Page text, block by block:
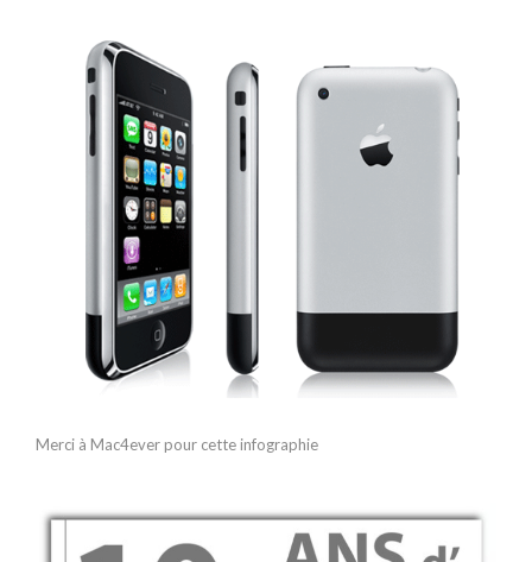
Merci à Mac4ever pour cette infographie